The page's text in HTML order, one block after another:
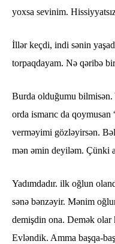
yoxsa sevinim.
İllər keçdi, indi sənin
torpaqdayam. Nə qəribə
Burda olduğumu bilmisən.
orda ismarıc da
verməyimi gözləyirsən.
mən əmin deyiləm. Çünki
Yadımdadır. ilk oğlun
sənə bənzəyir. Mənim
demişdin ona. Demək olar
Evləndik. Amma başqa-